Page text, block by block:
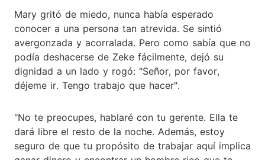
Mary gritó de miedo, nunca había esperado
conocer a una persona tan atrevida. Se sintió
avergonzada y acorralada. Pero como sabía que no
podía deshacerse de Zeke fácilmente, dejó su
dignidad a un lado y rogó: "Señor, por favor,
déjeme ir. Tengo trabajo que hacer".
"No te preocupes, hablaré con tu gerente. Ella te
dará libre el resto de la noche. Además, estoy
seguro de que tu propósito de trabajar aquí implica